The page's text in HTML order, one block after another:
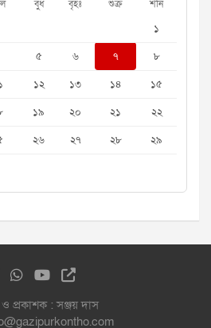
বুধ বৃহঃ শুক্র শনি
১
৫ ৬ ৭
৮
১২ ১৩ ১৪
১৫
১৯ ২০ ২১
২২
২৬ ২৭ ২৮
২৯
প্রকাশক : সঞ্জয় দাস